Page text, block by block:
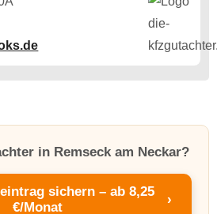
in Remseck am Neckar?
sichern – ab 8,25
€/Monat
›